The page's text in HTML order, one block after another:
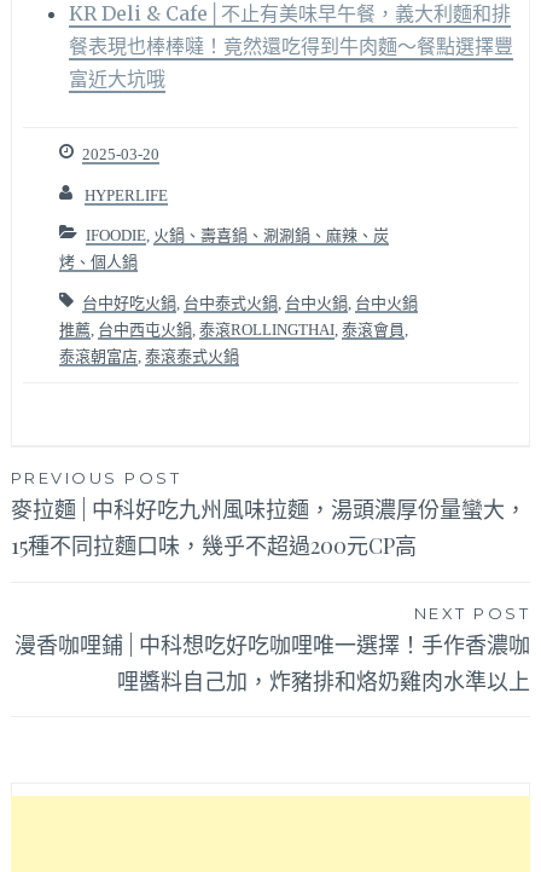
KR Deli & Cafe│不止有美味早午餐，義大利麵和排
餐表現也棒棒噠！竟然還吃得到牛肉麵～餐點選擇豐
富近大坑哦
2025-03-20
HYPERLIFE
IFOODIE, 火鍋、壽喜鍋、涮涮鍋、麻辣、炭
烤、個人鍋
台中好吃火鍋, 台中泰式火鍋, 台中火鍋, 台中火鍋
推薦, 台中西屯火鍋, 泰滾ROLLINGTHAI, 泰滾會員
泰滾朝富店, 泰滾泰式火鍋
文
章
導
PREVIOUS POST
麥拉麵 | 中科好吃九州風味拉麵，湯頭濃厚份量蠻大，
15種不同拉麵口味，幾乎不超過200元CP高
NEXT POST
漫香咖哩鋪 | 中科想吃好吃咖哩唯一選擇！手作香濃咖
哩醬料自己加，炸豬排和烙奶雞肉水準以上